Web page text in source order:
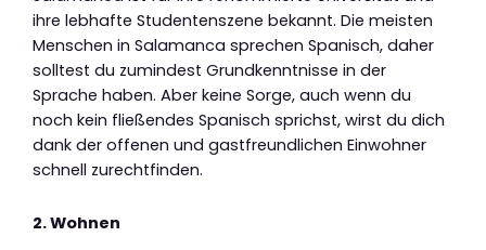
ihre lebhafte Studentenszene bekannt. Die meisten
Menschen in Salamanca sprechen Spanisch, daher
solltest du zumindest Grundkenntnisse in der
Sprache haben. Aber keine Sorge, auch wenn du
noch kein fließendes Spanisch sprichst, wirst du dich
dank der offenen und gastfreundlichen Einwohner
schnell zurechtfinden.
2. Wohnen